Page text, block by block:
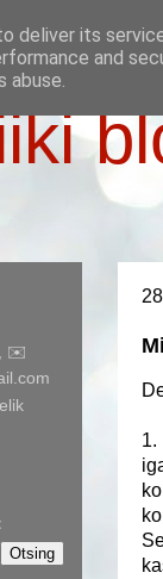
1.
✉️
deliver its
and
abuse.